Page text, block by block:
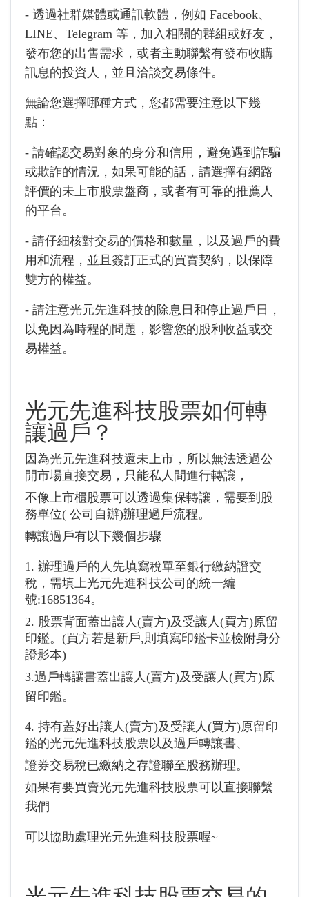
- 透過社群媒體或通訊軟體，例如 Facebook、
LINE、Telegram 等，加入相關的群組或好友，
發布您的出售需求，或者主動聯繫有發布收購
訊息的投資人，並且洽談交易條件。
無論您選擇哪種方式，您都需要注意以下幾
點：
- 請確認交易對象的身分和信用，避免遇到詐騙
或欺詐的情況，如果可能的話，請選擇有網路
評價的未上市股票盤商，或者有可靠的推薦人
的平台。
- 請仔細核對交易的價格和數量，以及過戶的費
用和流程，並且簽訂正式的買賣契約，以保障
雙方的權益。
- 請注意光元先進科技的除息日和停止過戶日，
以免因為時程的問題，影響您的股利收益或交
易權益。
光元先進科技股票如何轉
讓過戶？
因為光元先進科技還未上市，所以無法透過公
開市場直接交易，只能私人間進行轉讓，
不像上市櫃股票可以透過集保轉讓，需要到股
務單位( 公司自辦)辦理過戶流程。
轉讓過戶有以下幾個步驟
1. 辦理過戶的人先填寫稅單至銀行繳納證交
稅，需填上光元先進科技公司的統一編
號:16851364。
2. 股票背面蓋出讓人(賣方)及受讓人(買方)原留
印鑑。(買方若是新戶,則填寫印鑑卡並檢附身分
證影本)
3.過戶轉讓書蓋出讓人(賣方)及受讓人(買方)原
留印鑑。
4. 持有蓋好出讓人(賣方)及受讓人(買方)原留印
鑑的光元先進科技股票以及過戶轉讓書、
證券交易稅已繳納之存證聯至股務辦理。
如果有要買賣光元先進科技股票可以直接聯繫
我們
可以協助處理光元先進科技股票喔~